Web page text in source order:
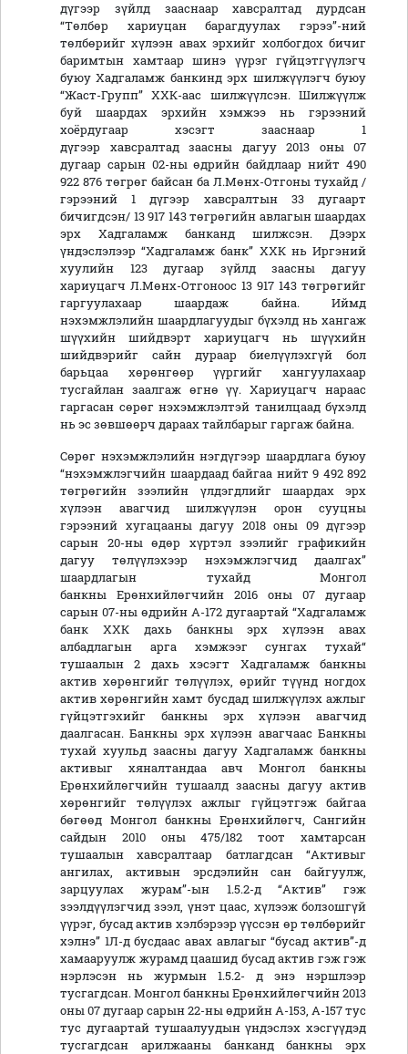
дүгээр зүйлд зааснаар хавсралтад дурдсан
“Төлбөр хариуцан барагдуулах гэрээ”-ний
төлбөрийг хүлээн авах эрхийг холбогдох бичиг
баримтын хамтаар шинэ үүрэг гүйцэтгүүлэгч
буюу Хадгаламж банкинд эрх шилжүүлэгч буюу
“Жаст-Групп” ХХК-аас шилжүүлсэн. Шилжүүлж
буй шаардах эрхийн хэмжээ нь гэрээний
хоёрдугаар хэсэгт зааснаар 1
дүгээр хавсралтад заасны дагуу 2013 оны 07
дугаар сарын 02-ны өдрийн байдлаар нийт 490
922 876 төгрөг байсан ба Л.Мөнх-Отгоны тухайд /
гэрээний 1 дүгээр хавсралтын 33 дугаарт
бичигдсэн/ 13 917 143 төгрөгийн авлагын шаардах
эрх Хадгаламж банканд шилжсэн. Дээрх
үндэслэлээр “Хадгаламж банк” ХХК нь Иргэний
хуулийн 123 дугаар зүйлд заасны дагуу
хариуцагч Л.Мөнх-Отгоноос 13 917 143 төгрөгийг
гаргуулахаар шаардаж байна. Иймд
нэхэмжлэлийн шаардлагуудыг бүхэлд нь хангаж
шүүхийн шийдвэрт хариуцагч нь шүүхийн
шийдвэрийг сайн дураар биелүүлэхгүй бол
барьцаа хөрөнгөөр үүргийг хангуулахаар
тусгайлан заалгаж өгнө үү. Хариуцагч нараас
гаргасан сөрөг нэхэмжлэлтэй танилцаад бүхэлд
нь эс зөвшөөрч дараах тайлбарыг гаргаж байна.
Сөрөг нэхэмжлэлийн нэгдүгээр шаардлага буюу
“нэхэмжлэгчийн шаардаад байгаа нийт 9 492 892
төгрөгийн зээлийн үлдэгдлийг шаардах эрх
хүлээн авагчид шилжүүлэн орон сууцны
гэрээний хугацааны дагуу 2018 оны 09 дүгээр
сарын 20-ны өдөр хүртэл зээлийг графикийн
дагуу төлүүлэхээр нэхэмжлэгчид даалгах”
шаардлагын тухайд Монгол
банкны Ерөнхийлөгчийн 2016 оны 07 дугаар
сарын 07-ны өдрийн А-172 дугаартай “Хадгаламж
банк ХХК дахь банкны эрх хүлээн авах
албадлагын арга хэмжээг сунгах тухай“
тушаалын 2 дахь хэсэгт Хадгаламж банкны
актив хөрөнгийг төлүүлэх, өрийг түүнд ногдох
актив хөрөнгийн хамт бусдад шилжүүлэх ажлыг
гүйцэтгэхийг банкны эрх хүлээн авагчид
даалгасан. Банкны эрх хүлээн авагчаас Банкны
тухай хуульд заасны дагуу Хадгаламж банкны
активыг хяналтандаа авч Монгол банкны
Ерөнхийлөгчийн тушаалд заасны дагуу актив
хөрөнгийг төлүүлэх ажлыг гүйцэтгэж байгаа
бөгөөд Монгол банкны Ерөнхийлөгч, Сангийн
сайдын 2010 оны 475/182 тоот хамтарсан
тушаалын хавсралтаар батлагдсан “Активыг
ангилах, активын эрсдэлийн сан байгуулж,
зарцуулах журам”-ын 1.5.2-д “Актив” гэж
зээлдүүлэгчид зээл, үнэт цаас, хүлээж болзошгүй
үүрэг, бусад актив хэлбэрээр үүссэн өр төлбөрийг
хэлнэ” 1Л-д бусдаас авах авлагыг “бусад актив”-д
хамааруулж журамд цаашид бусад актив гэж гэж
нэрлэсэн нь журмын 1.5.2- д энэ нэршлээр
тусгагдсан. Монгол банкны Ерөнхийлөгчийн 2013
оны 07 дугаар сарын 22-ны өдрийн А-153, А-157 тус
тус дугаартай тушаалуудын үндэслэх хэсгүүдэд
тусгагдсан арилжааны банканд банкны эрх